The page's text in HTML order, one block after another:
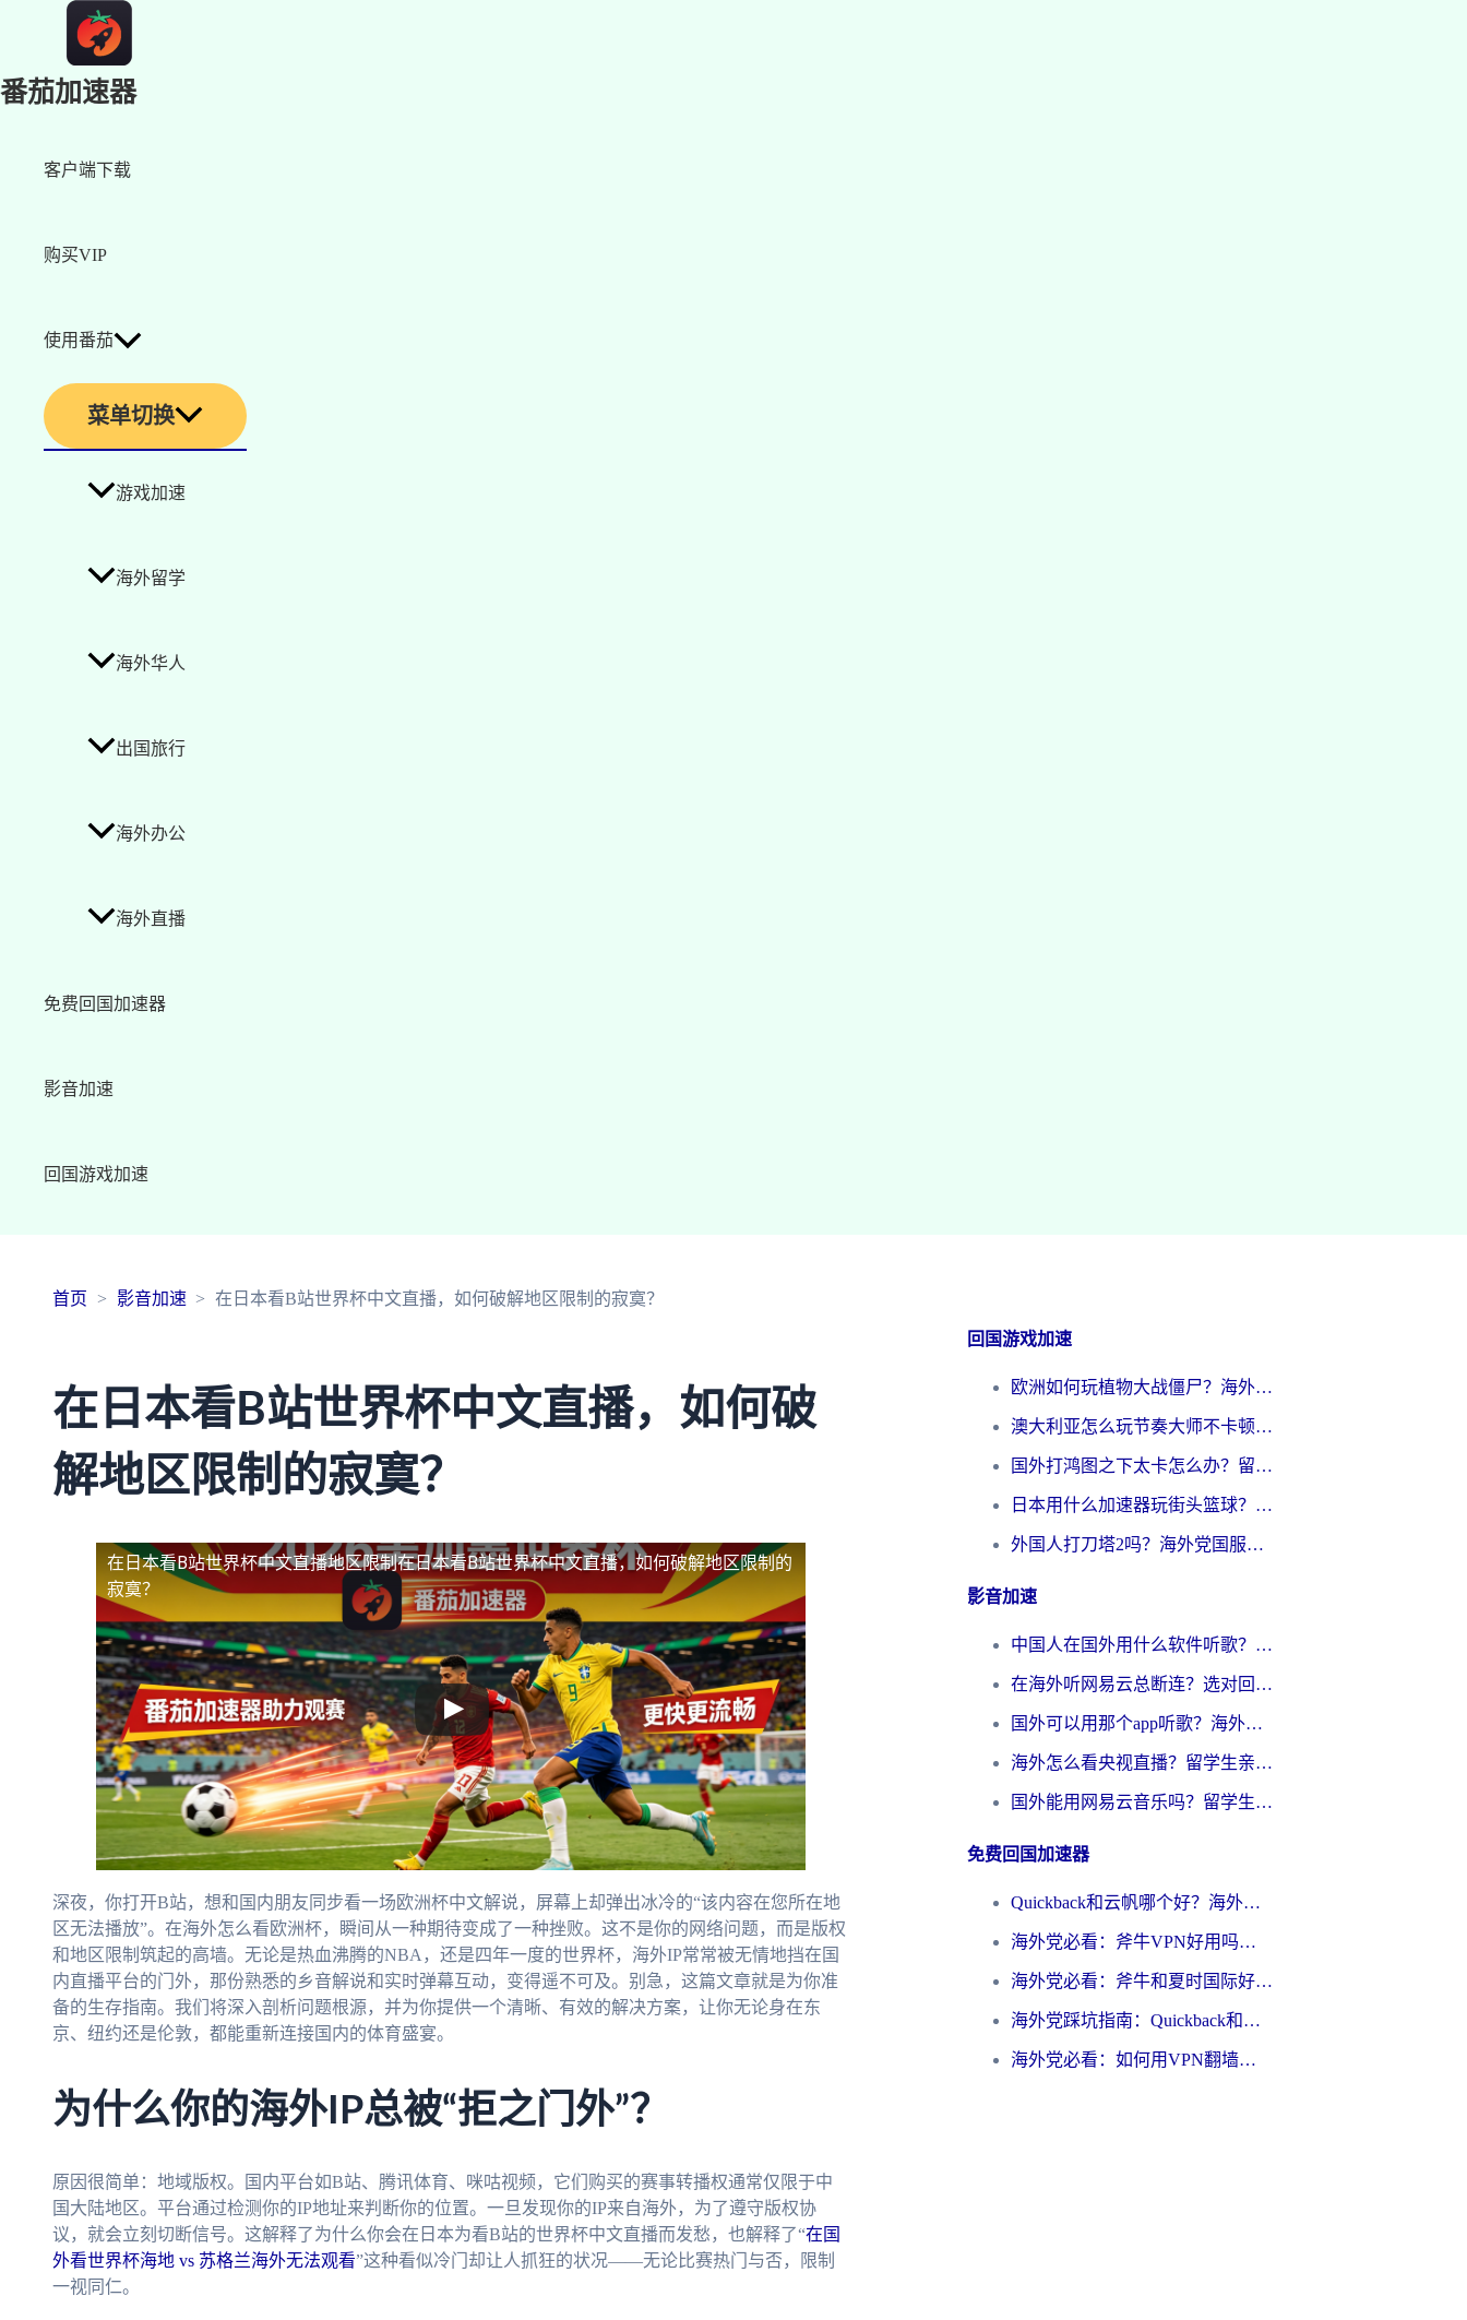
番茄加速器
客户端下载
购买VIP
使用番茄
菜单切换
游戏加速
海外留学
海外华人
出国旅行
海外办公
海外直播
免费回国加速器
影音加速
回国游戏加速
首页 影音加速 在日本看B站世界杯中文直播，如何破解地区限制的寂寞？
在日本看B站世界杯中文直播，如何破
解地区限制的寂寞？
在日本看B站世界杯中文直播地区限制在日本看B站世界杯中文直播，如何破解地区限制的
寂寞？
深夜，你打开B站，想和国内朋友同步看一场欧洲杯中文解说，屏幕上却弹出冰冷的“该内容在您所在地
区无法播放”。在海外怎么看欧洲杯，瞬间从一种期待变成了一种挫败。这不是你的网络问题，而是版权
和地区限制筑起的高墙。无论是热血沸腾的NBA，还是四年一度的世界杯，海外IP常常被无情地挡在国
内直播平台的门外，那份熟悉的乡音解说和实时弹幕互动，变得遥不可及。别急，这篇文章就是为你准
备的生存指南。我们将深入剖析问题根源，并为你提供一个清晰、有效的解决方案，让你无论身在东
京、纽约还是伦敦，都能重新连接国内的体育盛宴。
为什么你的海外IP总被“拒之门外”？
原因很简单：地域版权。国内平台如B站、腾讯体育、咪咕视频，它们购买的赛事转播权通常仅限于中
国大陆地区。平台通过检测你的IP地址来判断你的位置。一旦发现你的IP来自海外，为了遵守版权协
议，就会立刻切断信号。这解释了为什么你会在日本为看B站的世界杯中文直播而发愁，也解释了“在国
外看世界杯海地 vs 苏格兰海外无法观看”这种看似冷门却让人抓狂的状况——无论比赛热门与否，限制
一视同仁。
回国游戏加速
欧洲如何玩植物大战僵尸？海外党国服游戏加速避坑指南（附实测对比）
澳大利亚怎么玩节奏大师不卡顿？海外党国服游戏加速终极指南
国外打鸿图之下太卡怎么办？留学生亲测有效的国服游戏加速方案
日本用什么加速器玩街头篮球？海外党国服游戏不卡顿的终极攻略
外国人打刀塔2吗？海外党国服游戏加速避坑全攻略
影音加速
中国人在国外用什么软件听歌？别再被地域限制卡脖子，这篇教你轻松解锁国内音乐库
在海外听网易云总断连？选对回国加速器，告别地区限制和卡顿
国外可以用那个app听歌？海外党亲测有效的回国加速方案，轻松听国内音乐听书
海外怎么看央视直播？留学生亲测：3步解决版权限制+追剧自由
国外能用网易云音乐吗？留学生亲测：3步解决海外听歌难题
免费回国加速器
Quickback和云帆哪个好？海外党2026亲测指南：选对加速器大陆工具，无缝刷国内剧玩国服
海外党必看：斧牛VPN好用吗？和GoLinkVPN对比哪个回国效果更好？
海外党必看：斧牛和夏时国际好用吗？3步选对回国加速器，无缝刷国内资源
海外党踩坑指南：Quickback和归雁好用吗？选对加速器才能无缝刷国内资源
海外党必看：如何用VPN翻墙到大陆PTT？一篇解决你所有回国加速痛点